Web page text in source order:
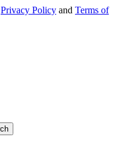
Privacy Policy and Terms of